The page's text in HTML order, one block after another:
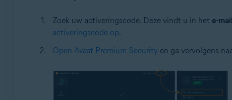
Zoek uw activeringscode. Deze vindt u in het e-
activeringscode op.
Open Avast Premium Security en ga vervolgens